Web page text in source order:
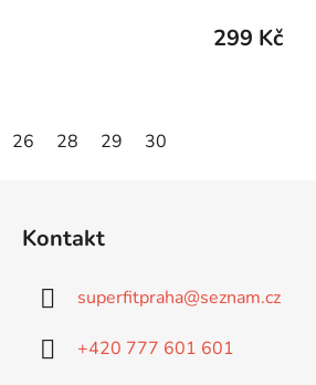
299 Kč
26 28 29 30
Kontakt
superfitpraha@seznam.cz
+420 777 601 601